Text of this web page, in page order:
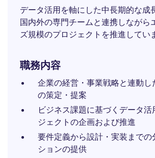
データ活用を軸にした中長期的な成
国内外の専門チームと連携しながら
ズ規模のプロジェクトを推進してい
職務内容
企業の経営・事業戦略と連動し
の策定・提案
ビジネス課題に基づくデータ活
ジェクトの企画および推進
要件定義から設計・実装までの
ションの提供